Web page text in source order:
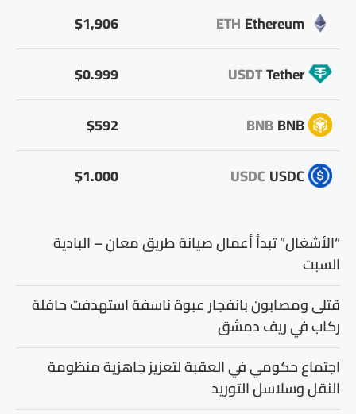
Ethereum
ETH
$1,906
Tether
USDT
$0.999
BNB
BNB
$592
USDC
USDC
$1.000
“الأشغال” تبدأ أعمال صيانة طريق معان – البادية
السبت
قتلى ومصابون بانفجار عبوة ناسفة استهدفت حافلة
ركاب في ريف دمشق
اجتماع حكومي في العقبة لتعزيز جاهزية منظومة
النقل وسلاسل التوريد